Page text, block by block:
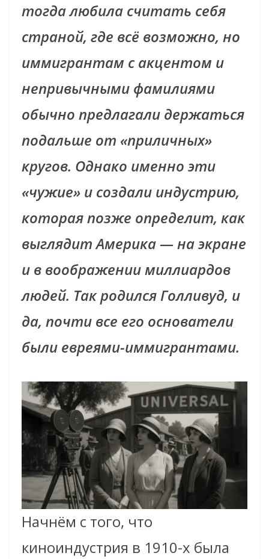
тогда любила считать себя
страной, где всё возможно, но
иммигрантам с акцентом и
непривычными фамилиями
обычно предлагали держаться
подальше от «приличных»
кругов. Однако именно эти
«чужие» и создали индустрию,
которая позже определит, как
выглядит Америка — на экране
и в воображении миллиардов
людей. Так родился Голливуд, и
да, почти все его основатели
были евреями-иммигрантами.
Начнём с того, что
киноиндустрия в 1910-х была